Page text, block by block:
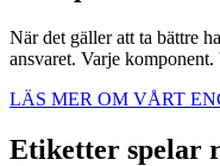
När det gäller att ta bättre
ansvaret. Varje
LÄS MER OM VÅRT
Etiketter spelar